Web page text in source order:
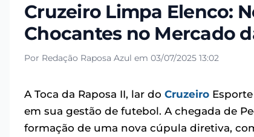
Cruzeiro Limpa Elenco:
Chocantes no Mercado
Por Redação Raposa Azul em 03/07/2025 13:02
A Toca da Raposa II, lar do Cruzeiro
em sua gestão de futebol. A chegada de
formação de uma nova cúpula diretiva,